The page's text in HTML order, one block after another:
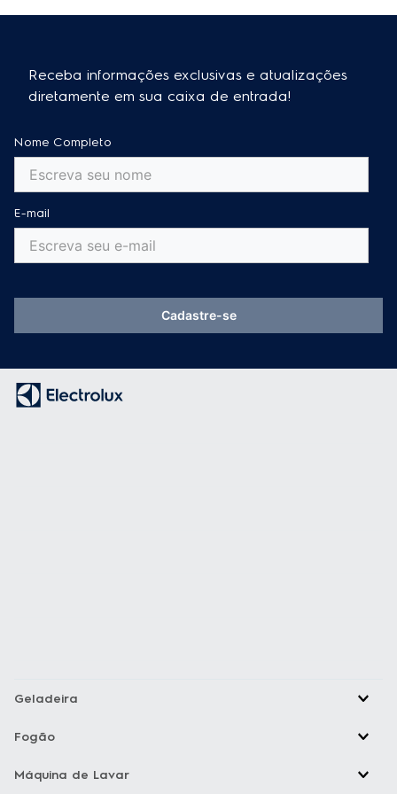
Receba informações exclusivas e atualizações
diretamente em sua caixa de entrada!
Nome Completo
E-mail
Cadastre-se
Geladeira
Fogão
Máquina de Lavar